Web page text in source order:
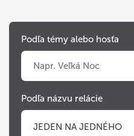
Podľa témy alebo hosťa
Podľa názvu relácie
JEDEN NA JEDNÉHO